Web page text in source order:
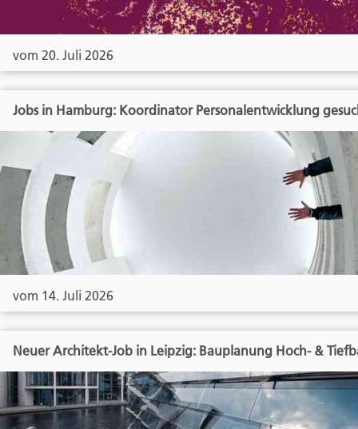
vom 20. Juli 2026
Jobs in Hamburg: Koordinator Personalentwicklung
vom 14. Juli 2026
Neuer Architekt-Job in Leipzig: Bauplanung Hoch- &